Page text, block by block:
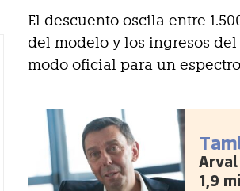
El descuento oscila entre
del modelo y los ingresos
modo oficial para un
1,9